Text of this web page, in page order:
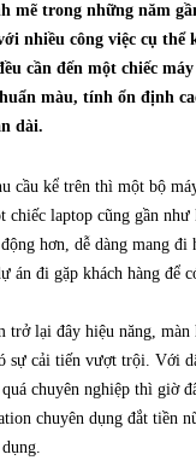
mẽ trong những năm
nhiều công việc cụ thể
cần đến một chiếc
màu, tính ổn định
dài.
cầu kể trên thì một bộ
chiếc laptop cũng gần như
hơn, dễ dàng mang đi
án đi gặp khách hàng để
trở lại đây hiệu năng,
sự cải tiến vượt trội. Với
chuyên nghiệp thì giờ
chuyên dụng đắt tiền